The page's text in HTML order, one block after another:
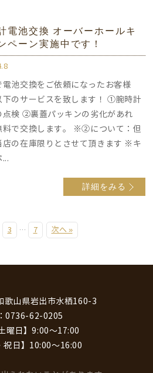
電池交換 オーバーホールキ
ペーン実施中です！
電池交換をご依頼になったお客様
下のサービスを致します！ ①腕時計
点検 ②裏蓋パッキンの劣化があれ
料で交換します。 ※②について：但
店の在庫限りとさせて頂きます ※キ
...
詳細をみる
3 … 7 次へ »
歌山県岩出市水栖160-3
0736-62-0205
曜日】9:00～17:00
祝日】10:00～16:00